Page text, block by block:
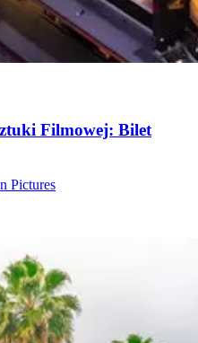
Filmowej: Bilet
Pictures